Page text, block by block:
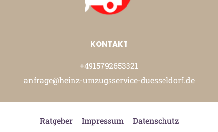
KONTAKT
+4915792653321
anfrage@heinz-umzugsservice-duesseldorf.de
Ratgeber| Impressum| Datenschutz